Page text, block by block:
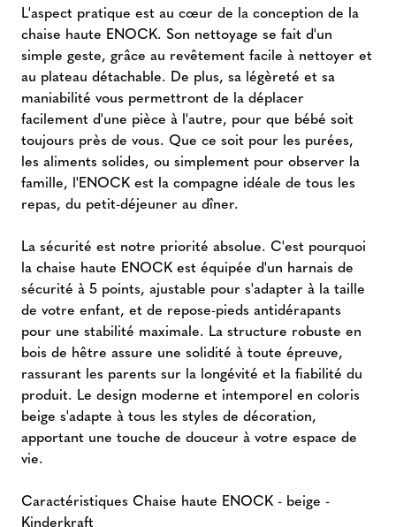
L'aspect pratique est au cœur de la conception de la
chaise haute ENOCK. Son nettoyage se fait d'un
simple geste, grâce au revêtement facile à nettoyer et
au plateau détachable. De plus, sa légèreté et sa
maniabilité vous permettront de la déplacer
facilement d'une pièce à l'autre, pour que bébé soit
toujours près de vous. Que ce soit pour les purées,
les aliments solides, ou simplement pour observer la
famille, l'ENOCK est la compagne idéale de tous les
repas, du petit-déjeuner au dîner.
La sécurité est notre priorité absolue. C'est pourquoi
la chaise haute ENOCK est équipée d'un harnais de
sécurité à 5 points, ajustable pour s'adapter à la taille
de votre enfant, et de repose-pieds antidérapants
pour une stabilité maximale. La structure robuste en
bois de hêtre assure une solidité à toute épreuve,
rassurant les parents sur la longévité et la fiabilité du
produit. Le design moderne et intemporel en coloris
beige s'adapte à tous les styles de décoration,
apportant une touche de douceur à votre espace de
vie.
Caractéristiques Chaise haute ENOCK - beige -
Kinderkraft